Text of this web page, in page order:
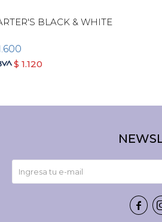
BLACK & WHITE
$ 1.120
